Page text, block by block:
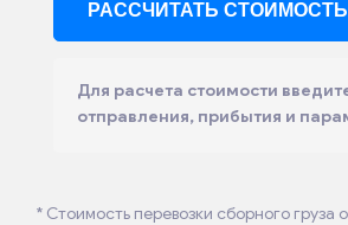
Для расчета стоимости
отправления, прибытия и
* Стоимость перевозки сборного груза